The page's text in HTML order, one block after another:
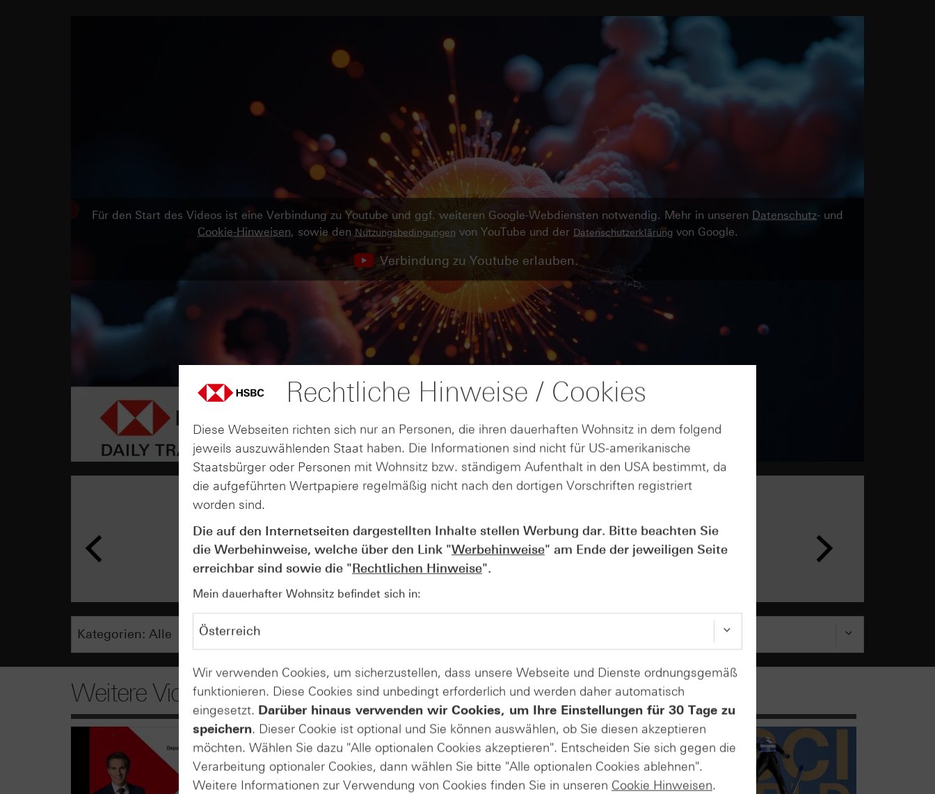
Für den Start des Videos ist eine Verbindung zu Youtube und ggf. weiteren Google-Webdiensten notwendig. Mehr in unseren Datenschutz- und
Cookie-Hinweisen, sowie den Nutzungsbedingungen von YouTube und der Datenschutzerklärungvon Google.
Verbindung zu Youtube erlauben.
07
Wie lange bleibt der DAX® in
Rekordlaune? - ntv Zertifikate
07.08.26
Weitere Videos
Rechtliche Hinweise / Cookies
Diese Webseiten richten sich nur an Personen, die ihren dauerhaften Wohnsitz in dem folgend
jeweils auszuwählenden Staat haben. Die Informationen sind nicht für US-amerikanische
Staatsbürger oder Personen mit Wohnsitz bzw. ständigem Aufenthalt in den USA bestimmt, da
die aufgeführten Wertpapiere regelmäßig nicht nach den dortigen Vorschriften registriert
worden sind.
Die auf den Internetseiten dargestellten Inhalte stellen Werbung dar. Bitte beachten Sie
die Werbehinweise, welche über den Link "Werbehinweise" am Ende der jeweiligen Seite
erreichbar sind sowie die "Rechtlichen Hinweise".
Mein dauerhafter Wohnsitz befindet sich in:
Wir verwenden Cookies, um sicherzustellen, dass unsere Webseite und Dienste ordnungsgemäß
funktionieren. Diese Cookies sind unbedingt erforderlich und werden daher automatisch
eingesetzt. Darüber hinaus verwenden wir Cookies, um Ihre Einstellungen für 30 Tage zu
speichern. Dieser Cookie ist optional und Sie können auswählen, ob Sie diesen akzeptieren
möchten. Wählen Sie dazu "Alle optionalen Cookies akzeptieren". Entscheiden Sie sich gegen die
Verarbeitung optionaler Cookies, dann wählen Sie bitte "Alle optionalen Cookies ablehnen".
Weitere Informationen zur Verwendung von Cookies finden Sie in unseren Cookie Hinweisen.